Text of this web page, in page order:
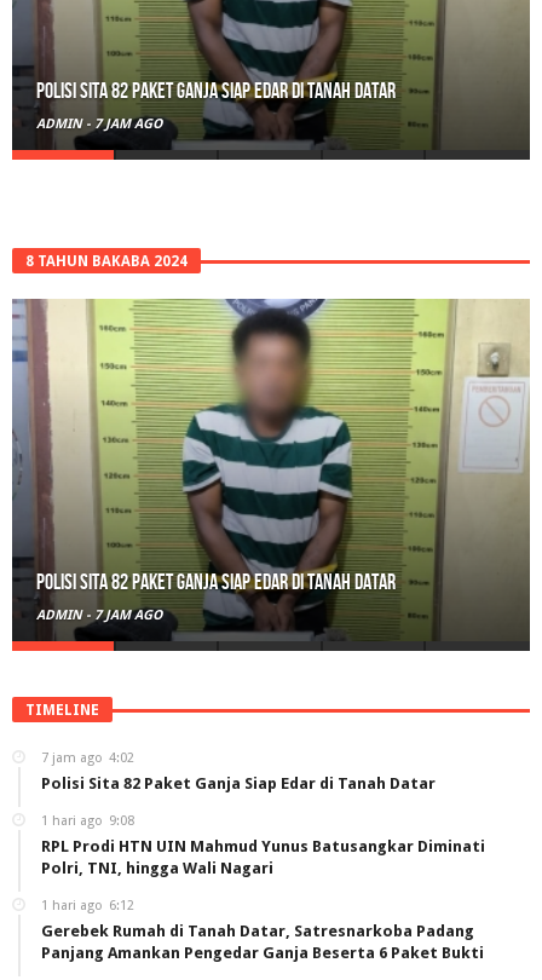
RPL Prodi HTN UIN Mahmud Yunus Batusangkar Diminati Polri, TNI,
hingga Wali Nagari
ADMIN - 1 HARI AGO
8 TAHUN BAKABA 2024
RPL Prodi HTN UIN Mahmud Yunus Batusangkar Diminati Polri, TNI,
hingga Wali Nagari
ADMIN - 1 HARI AGO
TIMELINE
7 jam ago 4:02
Polisi Sita 82 Paket Ganja Siap Edar di Tanah Datar
1 hari ago 9:08
RPL Prodi HTN UIN Mahmud Yunus Batusangkar Diminati
Polri, TNI, hingga Wali Nagari
1 hari ago 6:12
Gerebek Rumah di Tanah Datar, Satresnarkoba Padang
Panjang Amankan Pengedar Ganja Beserta 6 Paket Bukti